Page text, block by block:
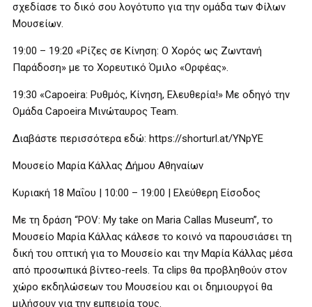
σχεδίασε το δικό σου λογότυπο για την ομάδα των Φίλων
Μουσείων.
19:00 – 19:20 «Ρίζες σε Κίνηση: Ο Χορός ως Ζωντανή
Παράδοση» με το Χορευτικό Όμιλο «Ορφέας».
19:30 «Capoeira: Ρυθμός, Κίνηση, Ελευθερία!» Με οδηγό την
Ομάδα Capoeira Μινώταυρος Team.
Διαβάστε περισσότερα εδώ: https://shorturl.at/YNpYE
Μουσείο Μαρία Κάλλας Δήμου Αθηναίων
Κυριακή 18 Μαΐου | 10:00 – 19:00 | Ελεύθερη Είσοδος
Με τη δράση “POV: My take on Maria Callas Museum”, το
Μουσείο Μαρία Κάλλας κάλεσε το κοινό να παρουσιάσει τη
δική του οπτική για το Μουσείο και την Μαρία Κάλλας μέσα
από προσωπικά βίντεο-reels. Τα clips θα προβληθούν στον
χώρο εκδηλώσεων του Μουσείου και οι δημιουργοί θα
μιλήσουν για την εμπειρία τους.